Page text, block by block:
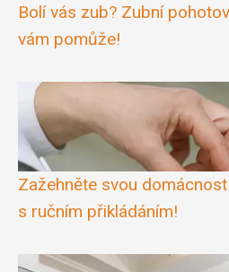
Bolí vás zub? Zubní
vám pomůže!
Zažehněte svou
s ručním přikládáním!